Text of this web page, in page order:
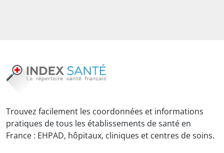
Trouvez facilement les coordonnées et informations
pratiques de tous les établissements de santé en
France : EHPAD, hôpitaux, cliniques et centres de soins.